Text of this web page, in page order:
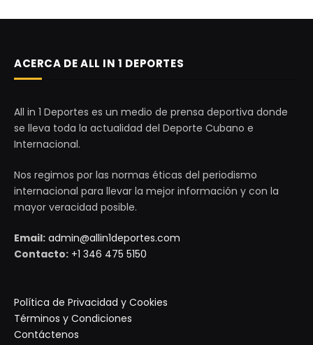
ACERCA DE ALL IN 1 DEPORTES
All in 1 Deportes es un medio de prensa deportiva donde
se lleva toda la actualidad del Deporte Cubano e
Internacional.
Nos regimos por las normas éticas del periodismo
internacional para llevar la mejor información y con la
mayor veracidad posible.
Email: admin@allin1deportes.com
Contacto: +1 346 475 5150
Política de Privacidad y Cookies
Términos y Condiciones
Contáctenos